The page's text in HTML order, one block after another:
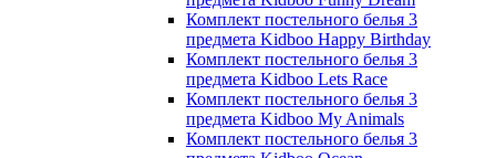
Комплект постельного белья 3
предмета Kidboo Happy Birthday
Комплект постельного белья 3
предмета Kidboo Lets Race
Комплект постельного белья 3
предмета Kidboo My Animals
Комплект постельного белья 3